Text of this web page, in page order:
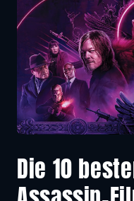
Die 10